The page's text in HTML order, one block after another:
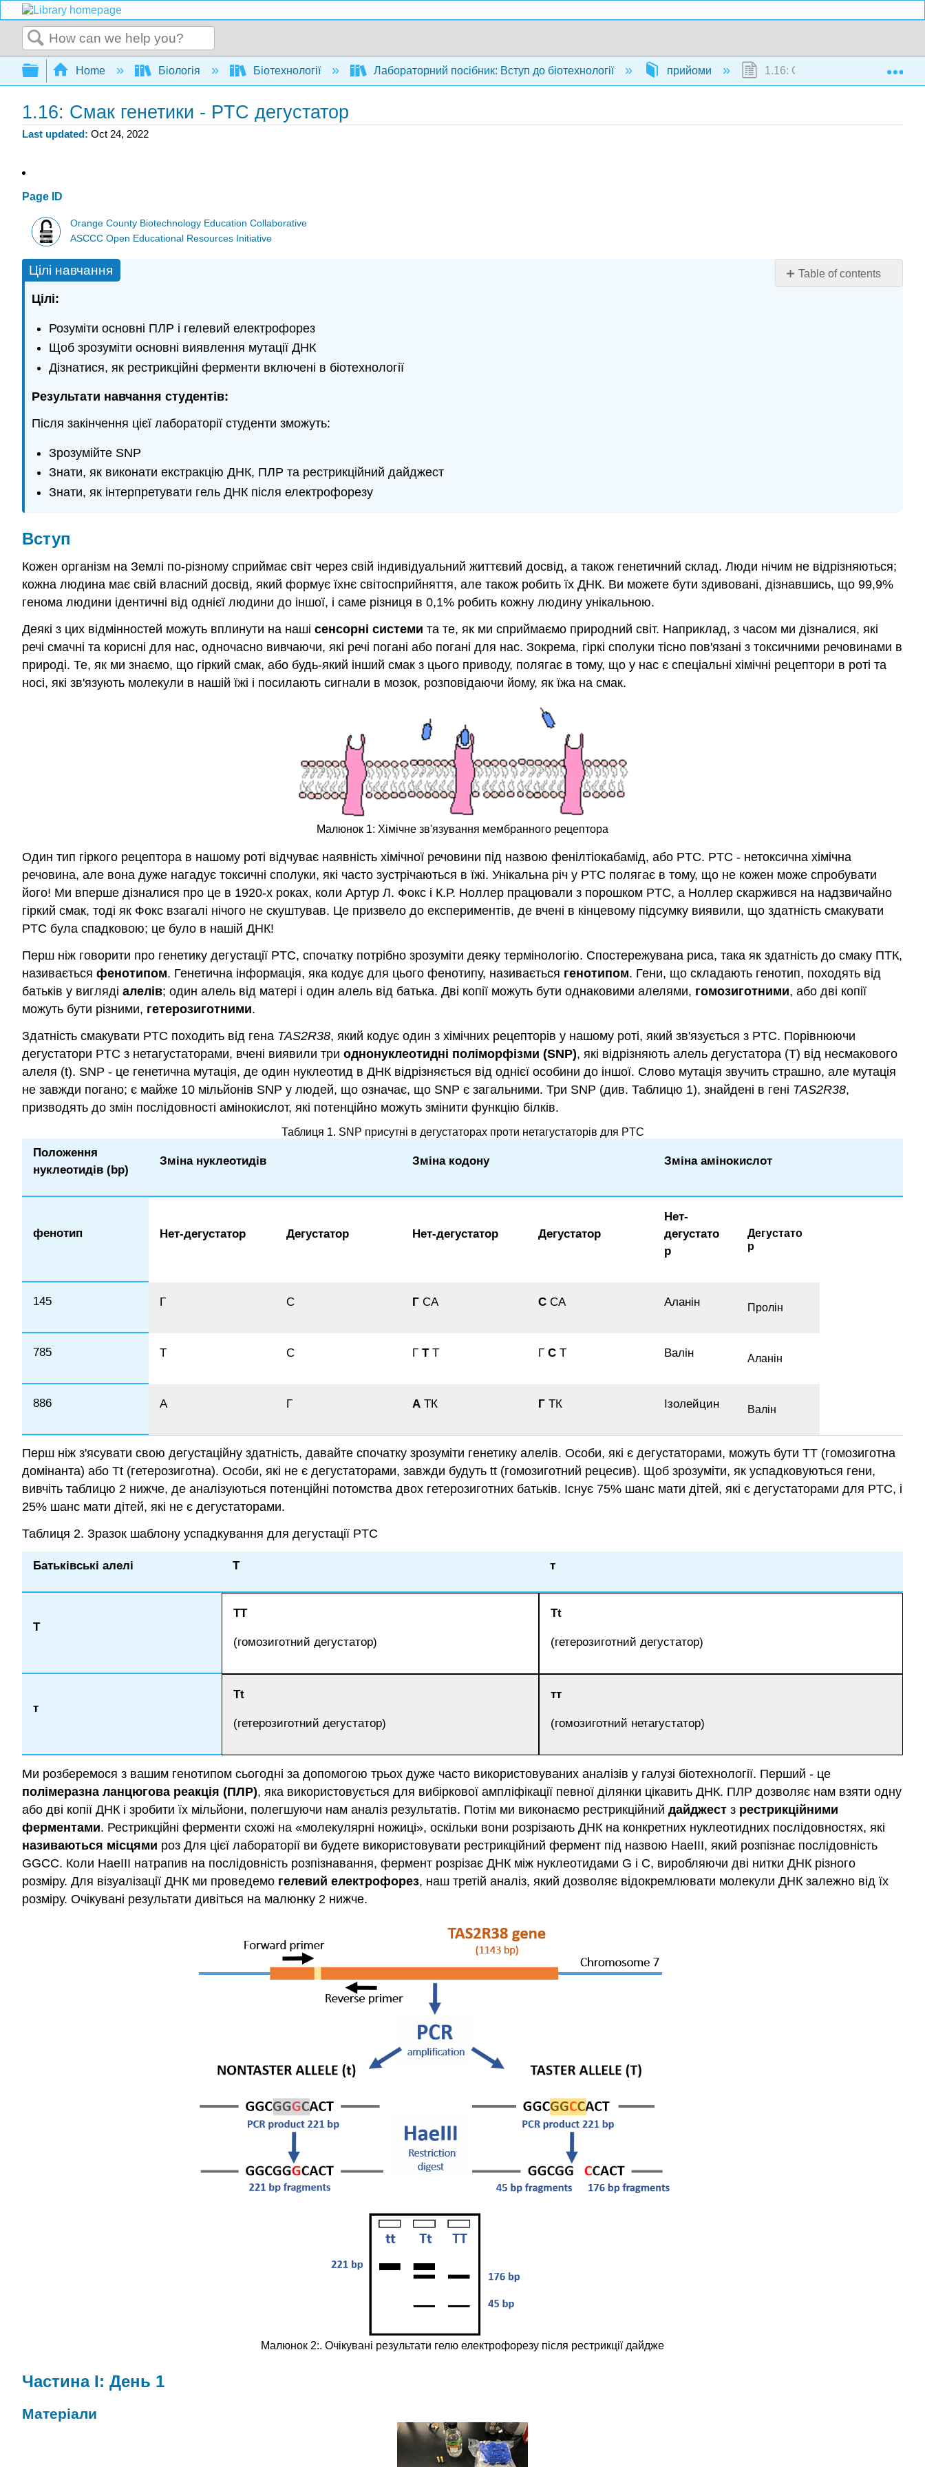
Search
Expand/collapse global hierarchy
Home Біологія Біотехнології Лабораторний посібник: Вступ до біотехнології прийоми 1.16: Смак генетики - PTC
1.16: Смак генетики - PTC дегустатор
Last updated Oct 24, 2022
Page ID
Orange County Biotechnology Education Collaborative
ASCCC Open Educational Resources Initiative
Table of contents
МАТЕРІАЛИ
Порядок
Навчальні
питання
Атрибуції
Цілі навчання
Цілі:
Розуміти основні ПЛР і гелевий електрофорез
Щоб зрозуміти основні виявлення мутації ДНК
Дізнатися, як рестрикційні ферменти включені в біотехнології
Результати навчання студентів:
Після закінчення цієї лабораторії студенти зможуть:
Зрозумійте SNP
Знати, як виконати екстракцію ДНК, ПЛР та рестрикційний дайджест
Знати, як інтерпретувати гель ДНК після електрофорезу
Вступ
Кожен організм на Землі по-різному сприймає світ через свій індивідуальний життєвий досвід, а також генетичний склад. Люди нічим не відрізняються;
кожна людина має свій власний досвід, який формує їхнє світосприйняття, але також робить їх ДНК. Ви можете бути здивовані, дізнавшись, що 99,9%
генома людини ідентичні від однієї людини до іншої, і саме різниця в 0,1% робить кожну людину унікальною.
Деякі з цих відмінностей можуть вплинути на наші сенсорні системи та те, як ми сприймаємо природний світ. Наприклад, з часом ми дізналися, які
речі смачні та корисні для нас, одночасно вивчаючи, які речі погані або погані для нас. Зокрема, гіркі сполуки тісно пов'язані з токсичними речовинами в
природі. Те, як ми знаємо, що гіркий смак, або будь-який інший смак з цього приводу, полягає в тому, що у нас є спеціальні хімічні рецептори в роті та
носі, які зв'язують молекули в нашій їжі і посилають сигнали в мозок, розповідаючи йому, як їжа на смак.
Малюнок 1: Хімічне зв'язування мембранного рецептора
Один тип гіркого рецептора в нашому роті відчуває наявність хімічної речовини під назвою фенілтіокабамід, або PTC. PTC - нетоксична хімічна
речовина, але вона дуже нагадує токсичні сполуки, які часто зустрічаються в їжі. Унікальна річ у PTC полягає в тому, що не кожен може спробувати
його! Ми вперше дізналися про це в 1920-х роках, коли Артур Л. Фокс і К.Р. Ноллер працювали з порошком PTC, а Ноллер скаржився на надзвичайно
гіркий смак, тоді як Фокс взагалі нічого не скуштував. Це призвело до експериментів, де вчені в кінцевому підсумку виявили, що здатність смакувати
PTC була спадковою; це було в нашій ДНК!
Перш ніж говорити про генетику дегустації PTC, спочатку потрібно зрозуміти деяку термінологію. Спостережувана риса, така як здатність до смаку ПТК,
називається фенотипом. Генетична інформація, яка кодує для цього фенотипу, називається генотипом. Гени, що складають генотип, походять від
батьків у вигляді алелів; один алель від матері і один алель від батька. Дві копії можуть бути однаковими алелями, гомозиготними, або дві копії
можуть бути різними, гетерозиготними.
Здатність смакувати PTC походить від гена TAS2R38, який кодує один з хімічних рецепторів у нашому роті, який зв'язується з PTC. Порівнюючи
дегустатори PTC з нетагустаторами, вчені виявили три однонуклеотидні поліморфізми (SNP), які відрізняють алель дегустатора (T) від несмакового
алеля (t). SNP - це генетична мутація, де один нуклеотид в ДНК відрізняється від однієї особини до іншої. Слово мутація звучить страшно, але мутація
не завжди погано; є майже 10 мільйонів SNP у людей, що означає, що SNP є загальними. Три SNP (див. Таблицю 1), знайдені в гені TAS2R38,
призводять до змін послідовності амінокислот, які потенційно можуть змінити функцію білків.
Таблиця 1. SNP присутні в дегустаторах проти нетагустаторів для PTC
Положення
нуклеотидів (bp)
Зміна нуклеотидів Зміна кодону Зміна амінокислот
фенотип Нет-дегустатор Дегустатор Нет-дегустатор Дегустатор
Нет-
дегустато
р
Дегустато
р
145 Г C Г СА C CA Аланін Пролін
785 Т C Г ТТ Г С Т Валін Аланін
886 A Г А ТК Г ТК Ізолейцин Валін
Перш ніж з'ясувати свою дегустаційну здатність, давайте спочатку зрозуміти генетику алелів. Особи, які є дегустаторами, можуть бути ТТ (гомозиготна
домінанта) або Tt (гетерозиготна). Особи, які не є дегустаторами, завжди будуть tt (гомозиготний рецесив). Щоб зрозуміти, як успадковуються гени,
вивчіть таблицю 2 нижче, де аналізуються потенційні потомства двох гетерозиготних батьків. Існує 75% шанс мати дітей, які є дегустаторами для PTC, і
25% шанс мати дітей, які не є дегустаторами.
Таблиця 2. Зразок шаблону успадкування для дегустації PTC
Батьківські алелі Т т
Т
ТТ
(гомозиготний дегустатор)
Tt
(гетерозиготний дегустатор)
т
Tt
(гетерозиготний дегустатор)
тт
(гомозиготний нетагустатор)
Ми розберемося з вашим генотипом сьогодні за допомогою трьох дуже часто використовуваних аналізів у галузі біотехнології. Перший - це
полімеразна ланцюгова реакція (ПЛР), яка використовується для вибіркової ампліфікації певної ділянки цікавить ДНК. ПЛР дозволяє нам взяти одну
або дві копії ДНК і зробити їх мільйони, полегшуючи нам аналіз результатів. Потім ми виконаємо рестрикційний дайджест з рестрикційними
ферментами. Рестрикційні ферменти схожі на «молекулярні ножиці», оскільки вони розрізають ДНК на конкретних нуклеотидних послідовностях, які
називаються місцями роз Для цієї лабораторії ви будете використовувати рестрикційний фермент під назвою HaeIII, який розпізнає послідовність
GGCC. Коли HaeIII натрапив на послідовність розпізнавання, фермент розрізає ДНК між нуклеотидами G і C, виробляючи дві нитки ДНК різного
розміру. Для візуалізації ДНК ми проведемо гелевий електрофорез, наш третій аналіз, який дозволяє відокремлювати молекули ДНК залежно від їх
розміру. Очікувані результати дивіться на малюнку 2 нижче.
Малюнок 2:. Очікувані результати гелю електрофорезу після рестрикції дайдже
Частина I: День 1
Матеріали